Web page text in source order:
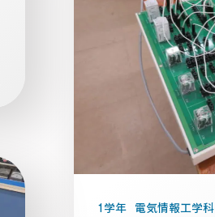
1学年 電気情報工学科